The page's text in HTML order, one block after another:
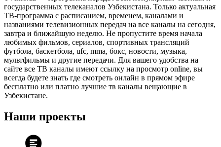
государственных телеканалов Узбекистана. Только актуальная
ТВ-программа с расписанием, временем, каналами и
названиями телевизионных передач на все каналы на сегодня,
завтра и ближайшую неделю. Не пропустите время начала
любимых фильмов, сериалов, спортивных трансляций
футбола, баскетбола, ufc, mma, бокс, новости, музыка,
мультфильмы и другие передачи. Для вашего удобства на
сайте все ТВ каналы имеют ссылку на просмотр online, вы
всегда будете знать где смотреть онлайн в прямом эфире
бесплатно или платно лучшие тв каналы вещающие в
Узбекистане.
Наши проекты